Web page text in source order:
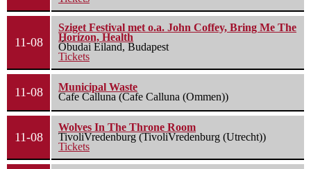
11-08
Sziget Festival met o.a. John Coffey, Bring Me The
Horizon, Health
Óbudai Eiland, Budapest
Tickets
11-08
Municipal Waste
Cafe Calluna (Cafe Calluna (Ommen))
11-08
Wolves In The Throne Room
TivoliVredenburg (TivoliVredenburg (Utrecht))
Tickets